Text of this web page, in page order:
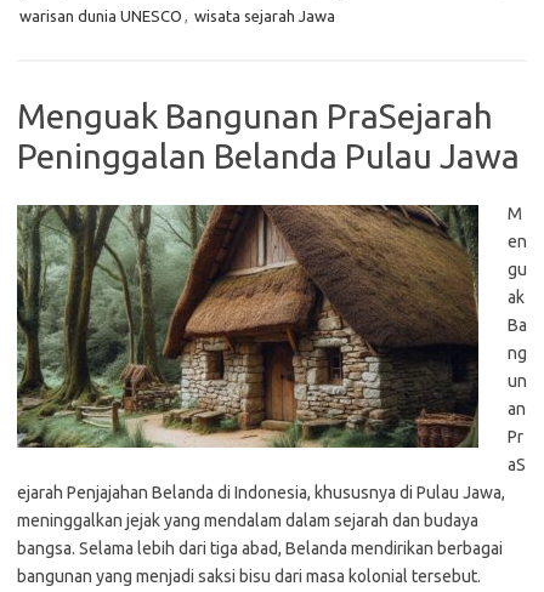
warisan dunia UNESCO , wisata sejarah Jawa
Menguak Bangunan PraSejarah
Peninggalan Belanda Pulau Jawa
M
en
gu
ak
Ba
ng
un
an
Pr
aS
ejarah Penjajahan Belanda di Indonesia, khususnya di Pulau Jawa,
meninggalkan jejak yang mendalam dalam sejarah dan budaya
bangsa. Selama lebih dari tiga abad, Belanda mendirikan berbagai
bangunan yang menjadi saksi bisu dari masa kolonial tersebut.